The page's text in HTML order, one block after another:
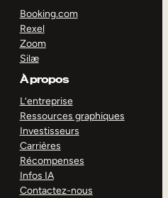
Booking.com
Rexel
Zoom
Silæ
À propos
L’entreprise
Ressources graphiques
Investisseurs
Carrières
Récompenses
Infos IA
Contactez-nous